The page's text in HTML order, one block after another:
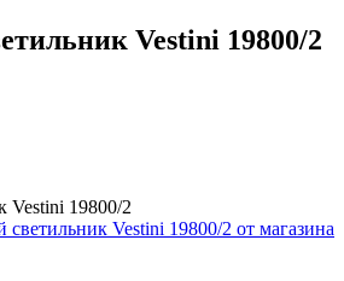
Vestini 19800/2
Vestini 19800/2